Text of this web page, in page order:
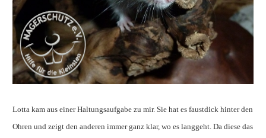
Lotta kam aus einer Haltungsaufgabe zu mir. Sie hat es faustdick hinter den
Ohren und zeigt den anderen immer ganz klar, wo es langgeht. Da diese das